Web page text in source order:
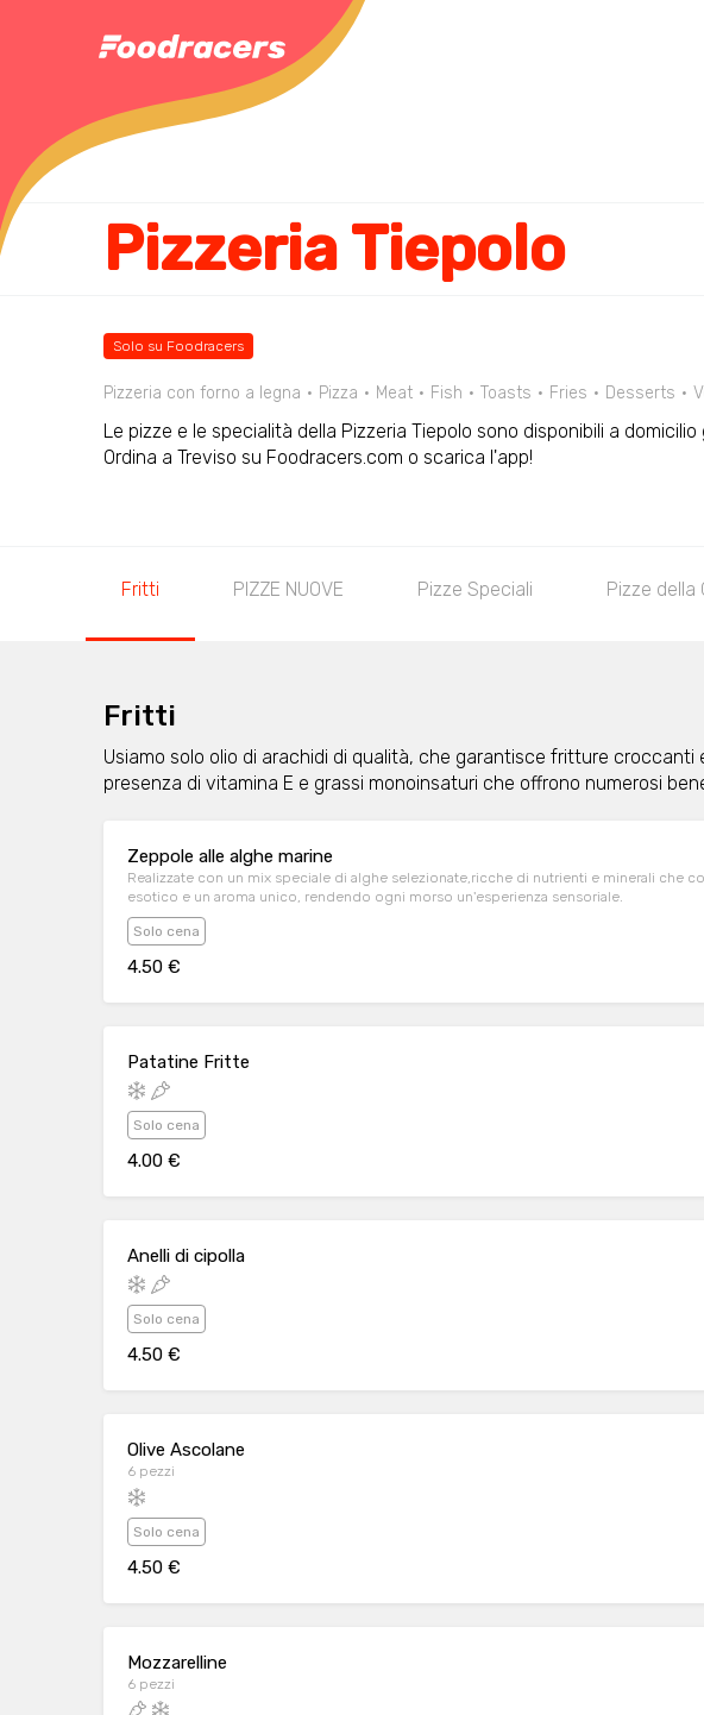
Pizzeria Tiepolo
Solo su Foodracers
Pizzeria con forno a legna Pizza Meat Fish Toasts Fries Desserts
Le pizze e le specialità della Pizzeria Tiepolo sono disponibili a
Ordina a Treviso su Foodracers.com o scarica l'app!
Fritti PIZZE NUOVE Pizze Speciali Pizze della
Fritti
Usiamo solo olio di arachidi di qualità, che garantisce fritture croccanti
presenza di vitamina E e grassi monoinsaturi che offrono numerosi
Zeppole alle alghe marine
Realizzate con un mix speciale di alghe selezionate,ricche di nutrienti e minerali che
esotico e un aroma unico, rendendo ogni morso un'esperienza sensoriale.
Solo cena
4.50 €
Patatine Fritte
Solo cena
4.00 €
Anelli di cipolla
Solo cena
4.50 €
Olive Ascolane
6 pezzi
Solo cena
4.50 €
Mozzarelline
6 pezzi